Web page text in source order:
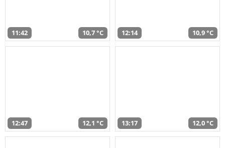
11:42 10,7 °C 12:14 10,9 °C
12:47 12,1 °C 13:17 12,0 °C